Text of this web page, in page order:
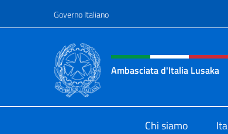
Governo Italiano
Intestazione sito,
Ambasciata d'Italia Lusaka
Chi siamo